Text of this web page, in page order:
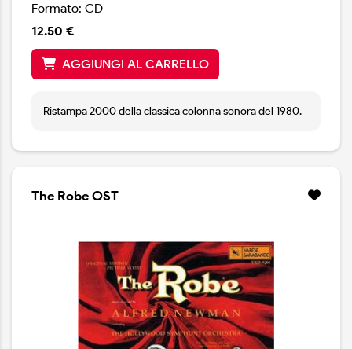
Formato: CD
12.50 €
AGGIUNGI AL CARRELLO
Ristampa 2000 della classica colonna sonora del 1980.
The Robe OST